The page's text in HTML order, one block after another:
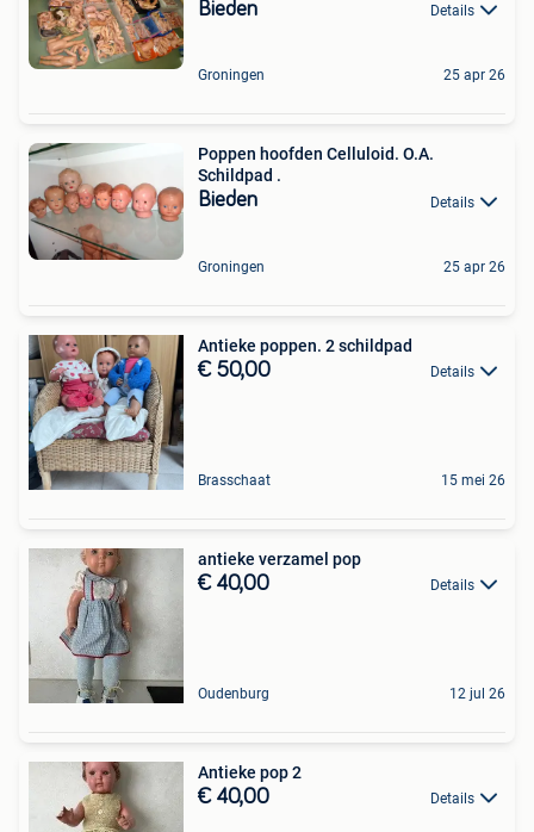
Bieden Details
Groningen 25 apr 26
Poppen hoofden Celluloid. O.A.
Schildpad .
Bieden Details
Groningen 25 apr 26
Antieke poppen. 2 schildpad
€ 50,00 Details
Brasschaat 15 mei 26
antieke verzamel pop
€ 40,00 Details
Oudenburg 12 jul 26
Antieke pop 2
€ 40,00 Details